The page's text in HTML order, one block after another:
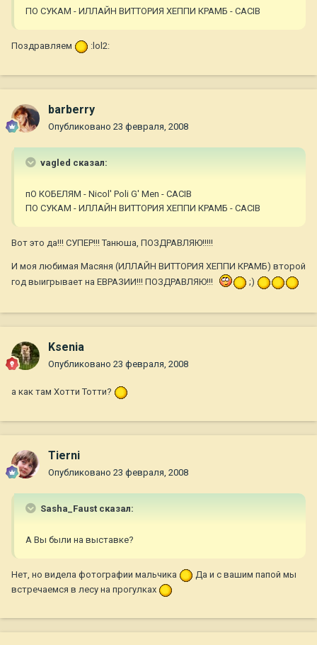
ПО СУКАМ - ИЛЛАЙН ВИТТОРИЯ ХЕППИ КРАМБ - CACIB
Поздравляем :lol2:
barberry
Опубликовано 23 февраля, 2008
vagled сказал:
пО КОБЕЛЯМ - Nicol' Poli G' Men - CACIB
ПО СУКАМ - ИЛЛАЙН ВИТТОРИЯ ХЕППИ КРАМБ - CACIB
Вот это да!!! СУПЕР!!! Танюша, ПОЗДРАВЛЯЮ!!!!!
И моя любимая Масяня (ИЛЛАЙН ВИТТОРИЯ ХЕППИ КРАМБ) второй
год выигрывает на ЕВРАЗИИ!!! ПОЗДРАВЛЯЮ!!!
;)
Ksenia
Опубликовано 23 февраля, 2008
а как там Хотти Тотти?
Tierni
Опубликовано 23 февраля, 2008
Sasha_Faust сказал:
А Вы были на выставке?
Нет, но видела фотографии мальчика
Да и с вашим папой мы
встречаемся в лесу на прогулках